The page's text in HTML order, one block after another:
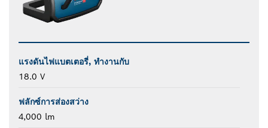
แรงดันไฟแบตเตอรี่, ทำงานกับ
18.0 V
ฟลักซ์การส่องสว่าง
4,000 lm